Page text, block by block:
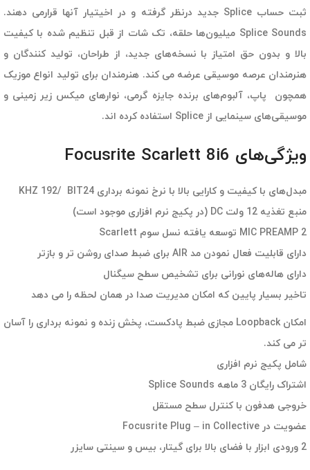
ثبت حساب Splice جدید درنظر گرفته و در اخیتیار آنها قرارمی دهند.
Splice Sounds میلیون‌ها حلقه، تک شات از قبل تنظیم شده با کیفیت
بالا و بدون حق امتیاز با نسخه‌های جدید، از طراحان، تولید کنندگان و
هنرمندان عرصه موسیقی عرضه می کند. هنرمندان برای تولید انواع موزیک
همچون پاپ، آلبوم‌های برنده جایزه گرمی، نوارهای میکس زیر زمینی و
موسیقی‌های سینمایی از Splice استفاده کرده اند.
ویژگی‌های Focusrite Scarlett 8i6
مبدل‌های با کیفیت و کارایی بالا با نرخ نمونه برداری KHZ 192/ BIT24
منبع تغذیه 12 ولت DC (در پکیج نرم افزاری موجود است)
2 MIC PREAMP توسعه یافته نسل سوم Scarlett
دارای قابلیت فعال نمودن مد AIR برای ضبط صدای روشن تر و بازتر
دارای هاله‌های نورانی برای تشخیص سطح سیگنال
تاخیر بسیار پایین که امکان مدیریت صدا در همان لحظه را می دهد
امکان Loopback مجازی ضبط پادکست، پخش زنده و نمونه برداری را آسان
تر می کند.
شامل پکیج نرم افزاری
اشتراک رایگان 3 ماهه Splice Sounds
خروجی هدفون با کنترل سطح مستقل
عضویت در Focusrite Plug – in Collective
2 ورودی ابزار با فضای بالا برای گیتار، بیس و سینتی سایزر